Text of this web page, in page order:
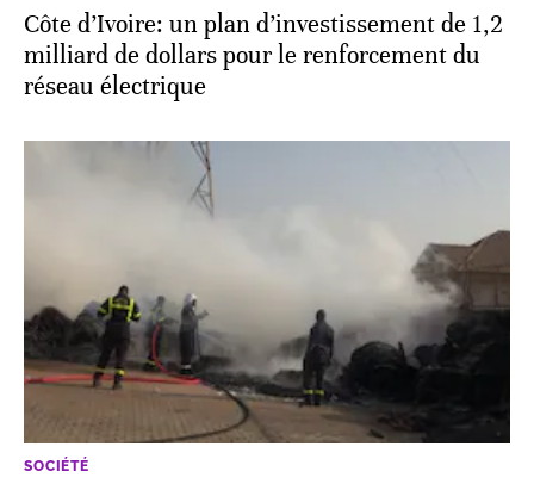
Côte d’Ivoire: un plan d’investissement de 1,2
milliard de dollars pour le renforcement du
réseau électrique
SOCIÉTÉ